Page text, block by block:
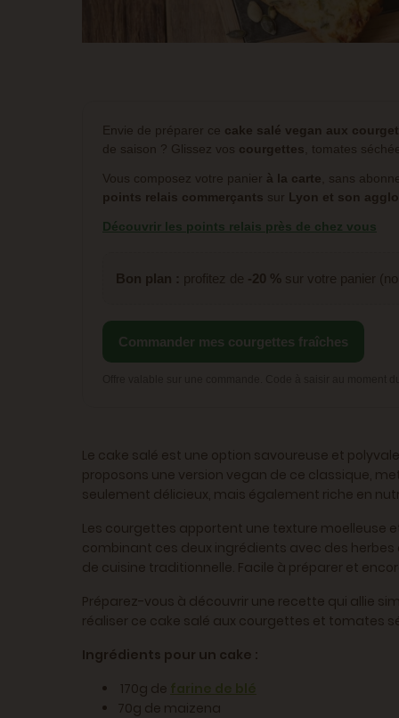
Envie de préparer ce cake salé vegan aux
de saison ? Glissez vos courgettes , tomates
Vous composez votre panier à la carte , sans
points relais commerçants sur Lyon et son
Découvrir les points relais près de chez vous
Bon plan : profitez de -20 % sur votre panier
Commander mes courgettes fraîches
Le cake salé est une option savoureuse et
proposons une version vegan de ce classique,
seulement délicieux, mais également riche en
Les courgettes apportent une texture moelleuse
combinant ces deux ingrédients avec des
de cuisine traditionnelle. Facile à préparer et
Préparez-vous à découvrir une recette qui allie
réaliser ce cake salé aux courgettes et tomates
Ingrédients pour un cake :
170g de farine de blé
70g de maizena